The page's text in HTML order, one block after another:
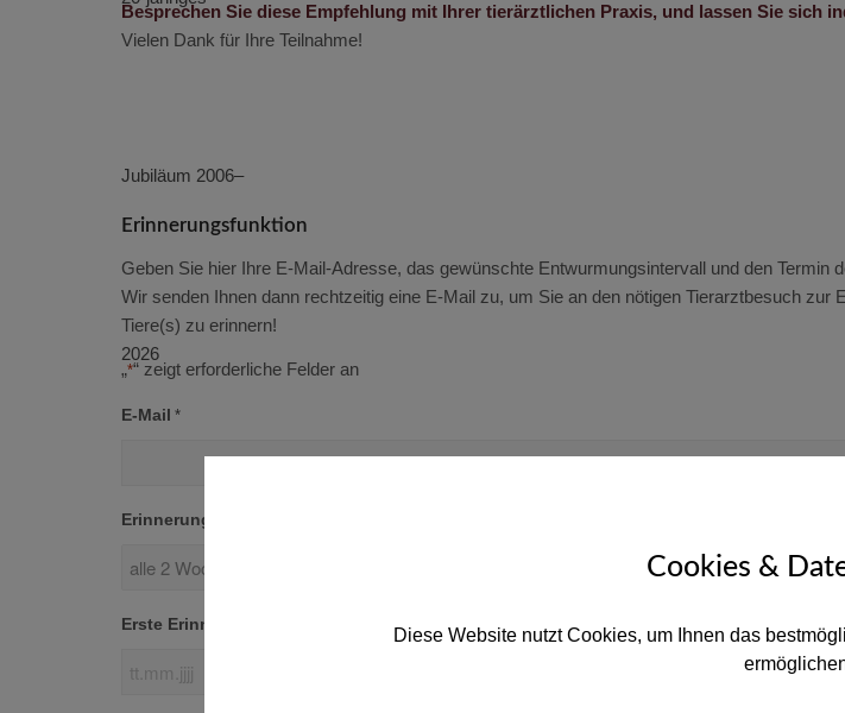
Besprechen Sie diese Empfehlung mit Ihrer tierärztlichen Praxis, und lassen Sie sich
Vielen Dank für Ihre Teilnahme!
Erinnerungsfunktion
Geben Sie hier Ihre E-Mail-Adresse, das gewünschte Entwurmungsintervall und den Termin
Wir senden Ihnen dann rechtzeitig eine E-Mail zu, um Sie an den nötigen Tierarztbesuch zur
Tiere(s) zu erinnern!
„*“ zeigt erforderliche Felder an
E-Mail *
Erinnerungsintervall
Erste Erinnerung
Cookies &
Diese Website nutzt Cookies, um Ihnen das